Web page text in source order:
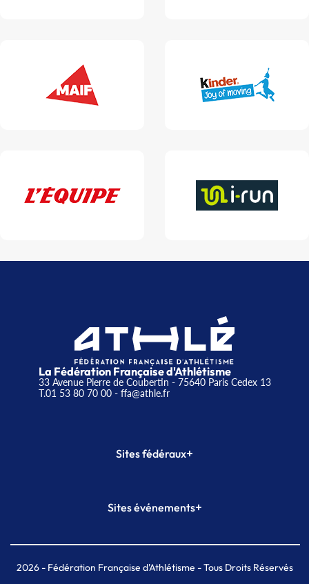
La Fédération Française d'Athlétisme
33 Avenue Pierre de Coubertin - 75640 Paris Cedex 13
T.01 53 80 70 00- ffa@athle.fr
Sites fédéraux+
Plateforme Formation
Sites événements+
Meeting de Paris indoor
MAIF Ekiden de Paris
2026- Fédération Française d'Athlétisme - Tous Droits Réservés